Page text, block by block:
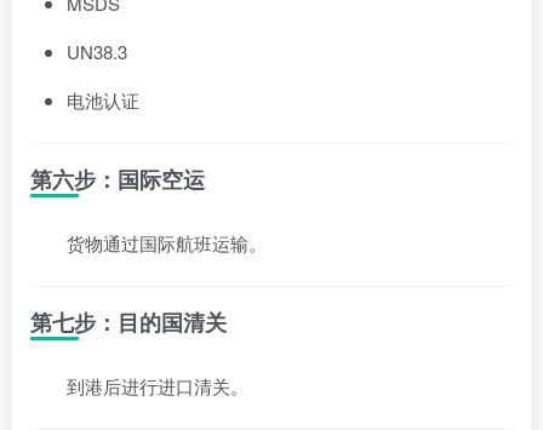
UN38.3
电池认证
第六步：国际空运
货物通过国际航班运输。
第七步：目的国清关
到港后进行进口清关。